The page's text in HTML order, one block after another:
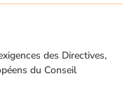
des Directives,
du Conseil